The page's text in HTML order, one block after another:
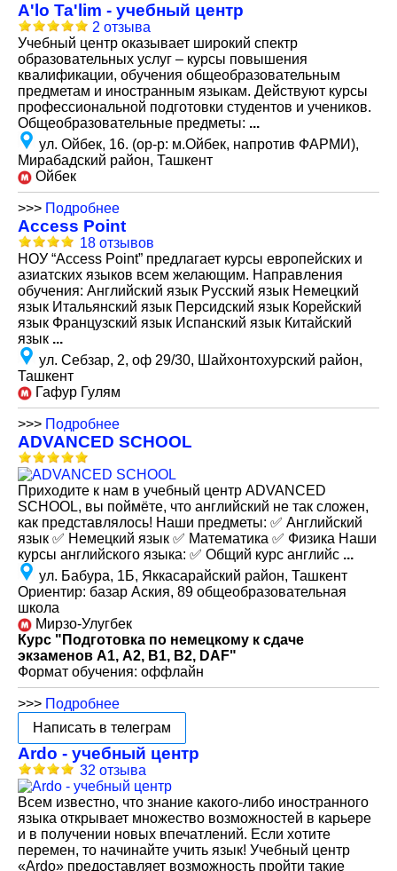
A'lo Ta'lim - учебный центр
2 отзыва
Учебный центр оказывает широкий спектр
образовательных услуг – курсы повышения
квалификации, обучения общеобразовательным
предметам и иностранным языкам. Действуют курсы
профессиональной подготовки студентов и учеников.
Общеобразовательные предметы: ...
ул. Ойбек, 16. (ор-р: м.Ойбек, напротив ФАРМИ),
Мирабадский район, Ташкент
Ойбек
>>> Подробнее
Access Point
18 отзывов
НОУ “Access Point” предлагает курсы европейских и
азиатских языков всем желающим. Направления
обучения: Английский язык Русский язык Немецкий
язык Итальянский язык Персидский язык Корейский
язык Французский язык Испанский язык Китайский
язык ...
ул. Себзар, 2, оф 29/30, Шайхонтохурский район,
Ташкент
Гафур Гулям
>>> Подробнее
ADVANCED SCHOOL
Приходите к нам в учебный центр ADVANCED
SCHOOL, вы поймёте, что английский не так сложен,
как представлялось! Наши предметы: ✅ Английский
язык ✅ Немецкий язык ✅ Математика ✅ Физика Наши
курсы английского языка: ✅ Общий курс английс ...
ул. Бабура, 1Б, Яккасарайский район, Ташкент
Ориентир: базар Аския, 89 общеобразовательная
школа
Мирзо-Улугбек
Курс "Подготовка по немецкому к сдаче
экзаменов А1, А2, В1, В2, DAF"
Формат обучения: оффлайн
>>> Подробнее
Написать в телеграм
Ardo - учебный центр
32 отзыва
Всем известно, что знание какого-либо иностранного
языка открывает множество возможностей в карьере
и в получении новых впечатлений. Если хотите
перемен, то начинайте учить язык! Учебный центр
«Ardo» предоставляет возможность пройти такие